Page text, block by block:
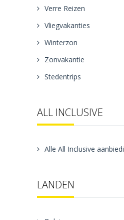
Verre Reizen
Vliegvakanties
Winterzon
Zonvakantie
Stedentrips
ALL INCLUSIVE
Alle All Inclusive
LANDEN